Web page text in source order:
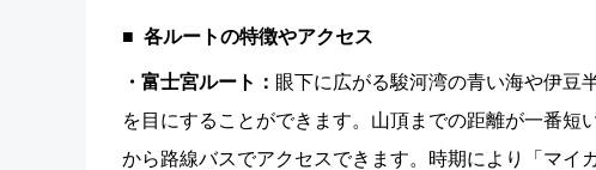
各ルートの特徴やアクセス
・富士宮ルート： 眼下に広がる駿河湾の青い海や伊豆
を目にすることができます。山頂までの距離が一番
から路線バスでアクセスできます。時期により「マイ